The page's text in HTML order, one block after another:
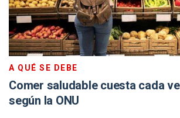
A QUÉ SE DEBE
Comer saludable cuesta cada
según la ONU